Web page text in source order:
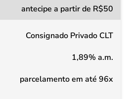
antecipe a partir de R$50
Consignado Privado CLT
1,89% a.m.
parcelamento em até 96x